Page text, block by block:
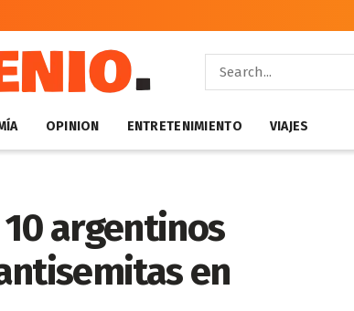
OPINION ENTRETENIMIENTO VIAJES
argentinos
en